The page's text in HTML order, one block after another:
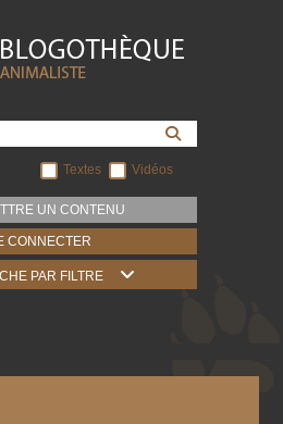
Textes Vidéos
UN CONTENU
CONNECTER
PAR FILTRE